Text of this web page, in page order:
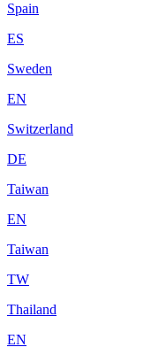
Spain
ES
Sweden
EN
Switzerland
DE
Taiwan
EN
Taiwan
TW
Thailand
EN